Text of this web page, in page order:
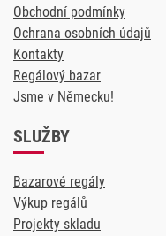
Obchodní podmínky
Ochrana osobních údajů
Kontakty
Regálový bazar
Jsme v Německu!
SLUŽBY
Bazarové regály
Výkup regálů
Projekty skladu